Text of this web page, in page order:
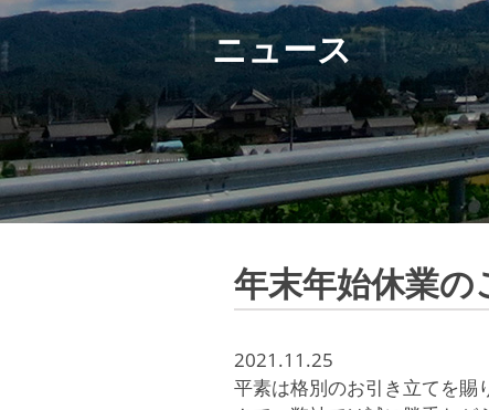
ニュース
年末年始休業の
2021.11.25
平素は格別のお引き立てを賜